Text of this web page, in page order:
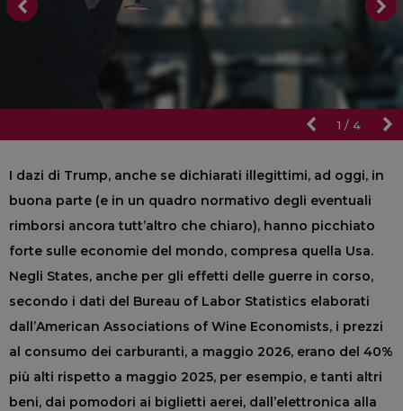
1 / 4
I dazi di Trump, anche se dichiarati illegittimi, ad oggi, in
buona parte (e in un quadro normativo degli eventuali
rimborsi ancora tutt’altro che chiaro), hanno picchiato
forte sulle economie del mondo, compresa quella Usa.
Negli States, anche per gli effetti delle guerre in corso,
secondo i dati del Bureau of Labor Statistics elaborati
dall’American Associations of Wine Economists, i prezzi
al consumo dei carburanti, a maggio 2026, erano del 40%
più alti rispetto a maggio 2025, per esempio, e tanti altri
beni, dai pomodori ai biglietti aerei, dall’elettronica alla